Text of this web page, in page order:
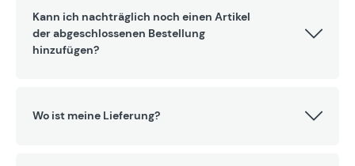
Kann ich nachträglich noch einen Artikel
der abgeschlossenen Bestellung
hinzufügen?
Wo ist meine Lieferung?